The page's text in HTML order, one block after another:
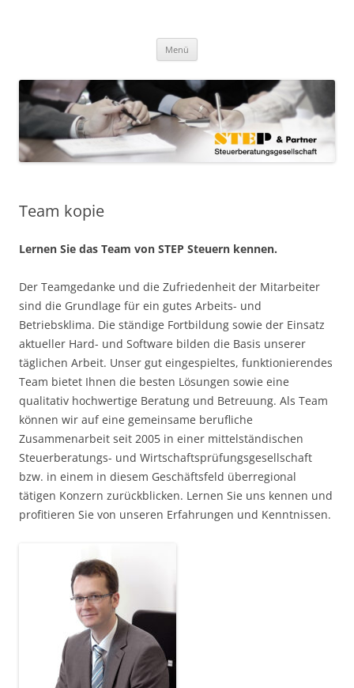
Menü
Team kopie
Lernen Sie das Team von STEP Steuern kennen.
Der Teamgedanke und die Zufriedenheit der Mitarbeiter
sind die Grundlage für ein gutes Arbeits- und
Betriebsklima. Die ständige Fortbildung sowie der Einsatz
aktueller Hard- und Software bilden die Basis unserer
täglichen Arbeit. Unser gut eingespieltes, funktionierendes
Team bietet Ihnen die besten Lösungen sowie eine
qualitativ hochwertige Beratung und Betreuung. Als Team
können wir auf eine gemeinsame berufliche
Zusammenarbeit seit 2005 in einer mittelständischen
Steuerberatungs- und Wirtschaftsprüfungsgesellschaft
bzw. in einem in diesem Geschäftsfeld überregional
tätigen Konzern zurückblicken. Lernen Sie uns kennen und
profitieren Sie von unseren Erfahrungen und Kenntnissen.